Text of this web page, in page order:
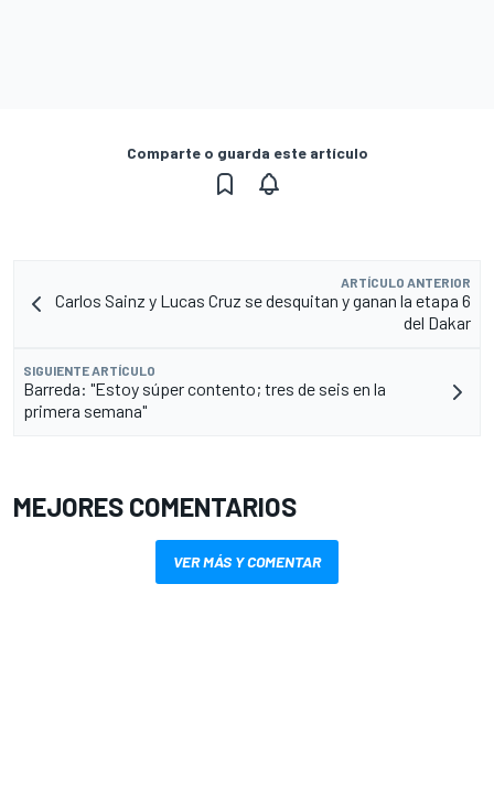
Comparte o guarda este artículo
ARTÍCULO ANTERIOR
Carlos Sainz y Lucas Cruz se desquitan y ganan la etapa 6
del Dakar
SIGUIENTE ARTÍCULO
Barreda: "Estoy súper contento; tres de seis en la
primera semana"
MEJORES COMENTARIOS
VER MÁS Y COMENTAR